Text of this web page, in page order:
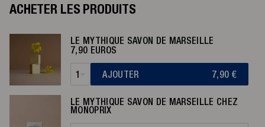
ACHETER LES PRODUITS
LE MYTHIQUE SAVON DE MARSEILLE
7,90 EUROS
1 AJOUTER 7,90 €
LE MYTHIQUE SAVON DE MARSEILLE CHEZ
MONOPRIX